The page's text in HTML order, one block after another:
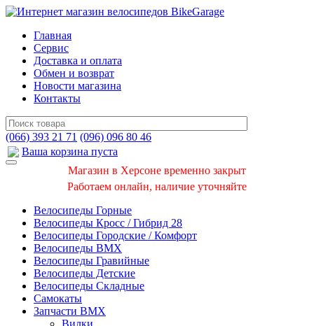
Главная
Сервис
Доставка и оплата
Обмен и возврат
Новости магазина
Контакты
(066) 393 21 71 (096) 096 80 46
Ваша корзина пуста
Магазин в Херсоне временно закрыт
Работаем онлайн, наличие уточняйте
Велосипеды Горные
Велосипеды Кросс / Гибрид 28
Велосипеды Городские / Комфорт
Велосипеды BMX
Велосипеды Гравийные
Велосипеды Детские
Велосипеды Складные
Самокаты
Запчасти BMX
Вилки